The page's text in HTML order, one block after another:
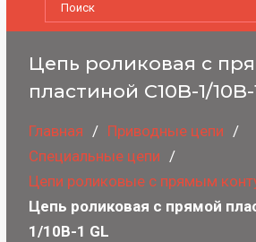
Цепь роликовая с
пластиной C10B-1/10B-
Главная
Приводные цепи
Специальные цепи
Цепи роликовые с прямым
Цепь роликовая с прямой
1/10B-1 GL